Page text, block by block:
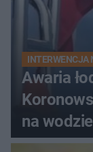
INTERWENCJA
Awaria
na wodzie